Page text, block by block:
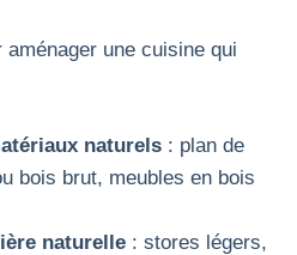
une cuisine qui
naturels : plan de
bois brut, meubles en bois
naturelle : stores légers,